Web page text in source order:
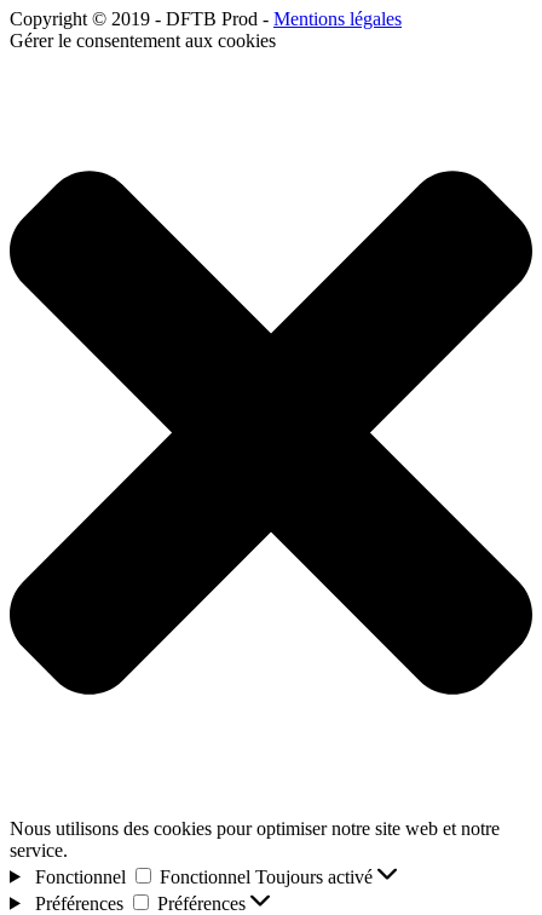
Copyright © 2019 - DFTB Prod - Mentions légales
Gérer le consentement aux cookies
Nous utilisons des cookies pour optimiser notre site web et notre
service.
Fonctionnel
Fonctionnel Toujours activé
Préférences
Préférences